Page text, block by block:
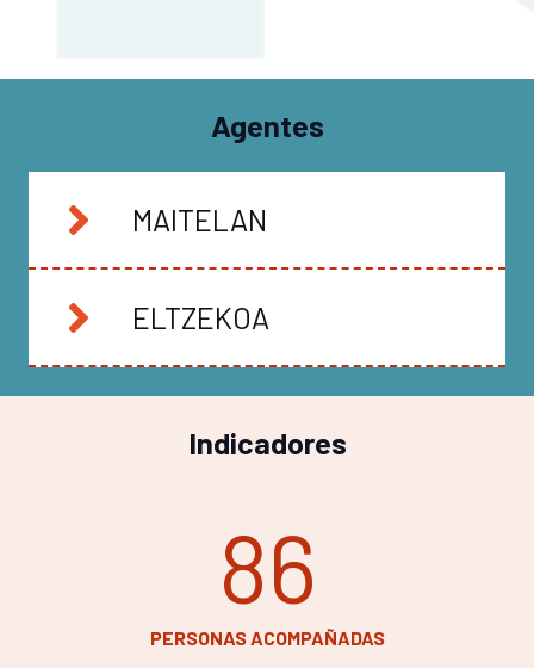
Agentes
MAITELAN
ELTZEKOA
Indicadores
86
PERSONAS ACOMPAÑADAS